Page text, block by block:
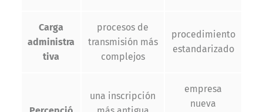
Carga
administra
tiva
procesos de
transmisión más
complejos
procedimiento
estandarizado
una inscripción
empresa
nueva